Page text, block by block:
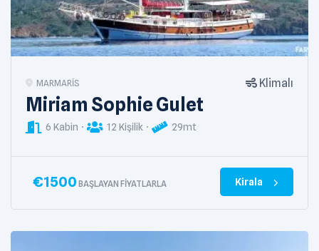
MARMARIS Klimalı
Miriam Sophie Gulet
6 Kabin 12 Kişilik 29mt
€1500 BAŞLAYAN FIYATLARLA Kirala